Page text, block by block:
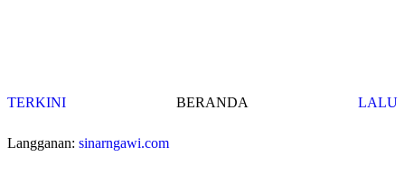
TERKINI LALU
BERANDA
Langganan: sinarngawi.com